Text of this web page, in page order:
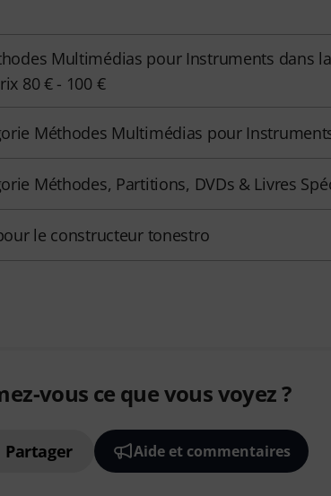
Multimédias pour Instruments dans la
80 € - 100 €
Méthodes Multimédias pour
Méthodes, Partitions, DVDs & Livres
le constructeur tonestro
vous ce que vous voyez ?
Partager Aide et commentaires